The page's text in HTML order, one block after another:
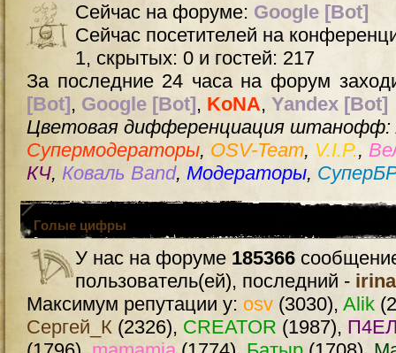
Сейчас на форуме: Google [Bot]
Сейчас посетителей на
1, скрытых: 0 и гостей: 217
За последние 24 часа на форум
[Bot], Google [Bot], KoNA, Yandex [Bot]
Цветовая дифференциация штанофф:
Супермодераторы, OSV-Team, V.I.P.,
КЧ, Коваль Band, Модераторы,
Голые цифры
У нас на форуме 185366
пользователь(ей), последний -
Максимум репутации у: osv (3030), Alik
Сергей_К (2326), CREATOR (1987),